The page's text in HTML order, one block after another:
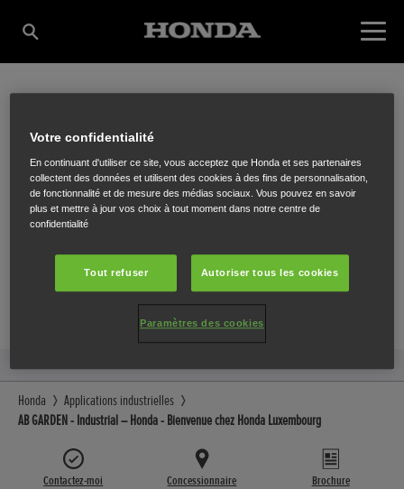
AB GARDEN
Rue des artisans, 7A,Tintigny,6730
Honda
Applications industrielles
AB GARDEN - Industrial – Honda - Bienvenue chez Honda Luxembourg
Contactez-moi Concessionnaire Brochure
Votre confidentialité
En continuant d'utiliser ce site, vous acceptez que Honda et ses partenaires
collectent des données et utilisent des cookies à des fins de personnalisation,
de fonctionnalité et de mesure des médias sociaux. Vous pouvez en savoir
plus et mettre à jour vos choix à tout moment dans notre centre de
confidentialité
Tout refuser Autoriser tous les cookies
Paramètres des cookies